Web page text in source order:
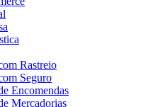
Rastreio
Seguro
Encomendas
Mercadorias